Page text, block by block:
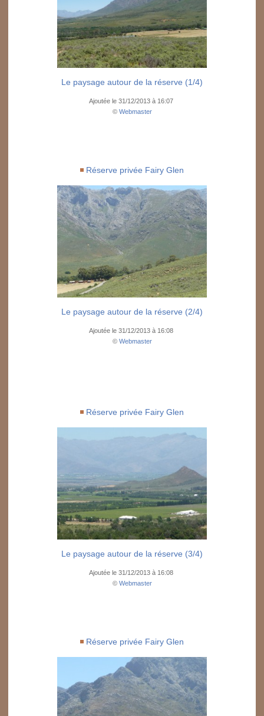
Le paysage autour de la réserve (1/4)
Ajoutée le 31/12/2013 à 16:07
© Webmaster
Réserve privée Fairy Glen
Le paysage autour de la réserve (2/4)
Ajoutée le 31/12/2013 à 16:08
© Webmaster
Réserve privée Fairy Glen
Le paysage autour de la réserve (3/4)
Ajoutée le 31/12/2013 à 16:08
© Webmaster
Réserve privée Fairy Glen